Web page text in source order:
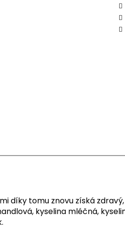
díky tomu znovu získá
kyselina mléčná,